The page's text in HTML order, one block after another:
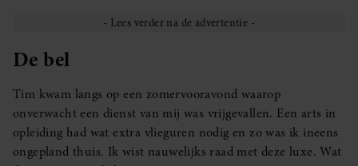
De bel
Tim kwam langs op een zomervooravond waarop
onverwacht een dienst van mij was vrijgevallen. Een arts in
opleiding had wat extra vlieguren nodig en zo was ik ineens
ongepland thuis. Ik wist nauwelijks raad met deze luxe. Wat